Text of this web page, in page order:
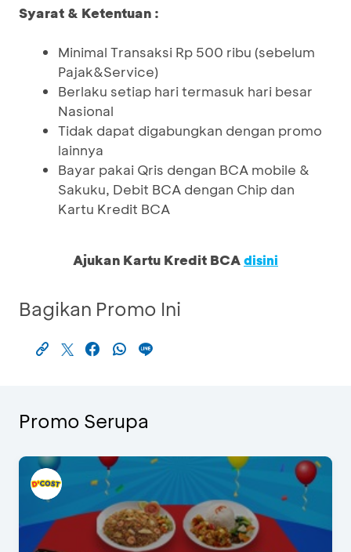
Syarat & Ketentuan :
Minimal Transaksi Rp 500 ribu (sebelum
Pajak&Service)
Berlaku setiap hari termasuk hari besar
Nasional
Tidak dapat digabungkan dengan promo
lainnya
Bayar pakai Qris dengan BCA mobile &
Sakuku, Debit BCA dengan Chip dan
Kartu Kredit BCA
Ajukan Kartu Kredit BCAdisini
Bagikan Promo Ini
Promo Serupa